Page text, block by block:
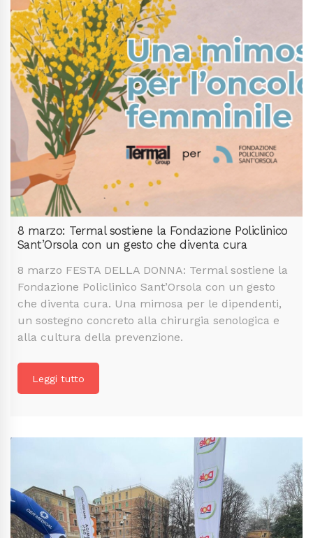
8 marzo: Termal sostiene la Fondazione Policlinico
Sant’Orsola con un gesto che diventa cura
8 marzo FESTA DELLA DONNA: Termal sostiene la
Fondazione Policlinico Sant’Orsola con un gesto
che diventa cura. Una mimosa per le dipendenti,
un sostegno concreto alla chirurgia senologica e
alla cultura della prevenzione.
Leggi tutto